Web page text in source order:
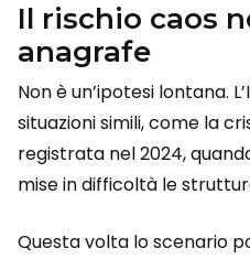
Il rischio caos
anagrafe
Non è un’ipotesi lontana.
situazioni simili, come la
registrata nel 2024,
mise in difficoltà le
Questa volta lo scenario